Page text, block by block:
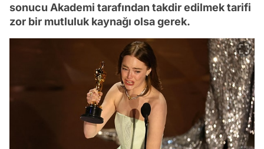
sonucu Akademi tarafından takdir edilmek tarifi
zor bir mutluluk kaynağı olsa gerek.